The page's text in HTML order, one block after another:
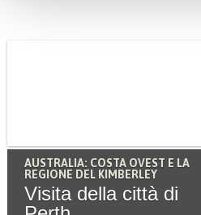
AUSTRALIA: COSTA OVEST E LA
REGIONE DEL KIMBERLEY
Visita della città di